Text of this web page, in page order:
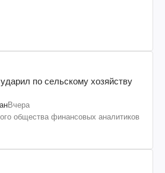
по сельскому хозяйству
Вчера
общества финансовых аналитиков